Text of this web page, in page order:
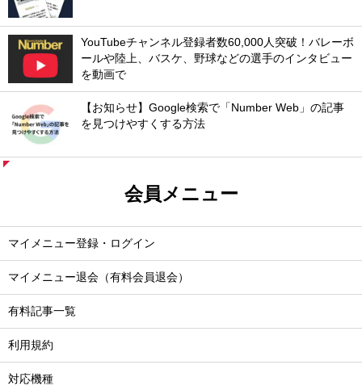
YouTubeチャンネル登録者数60,000人突破！バレーボ
ールや陸上、バスケ、野球などの選手のインタビュー
を動画で
【お知らせ】Google検索で「Number Web」の記事
を見つけやすくする方法
会員メニュー
マイメニュー登録・ログイン
マイメニュー退会（有料会員退会）
有料記事一覧
利用規約
対応機種